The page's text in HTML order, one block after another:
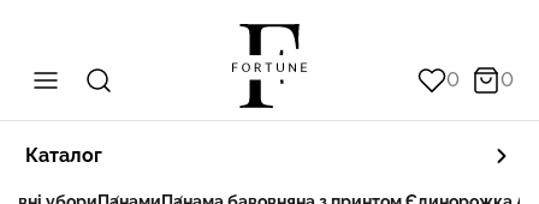
0 0
Каталог